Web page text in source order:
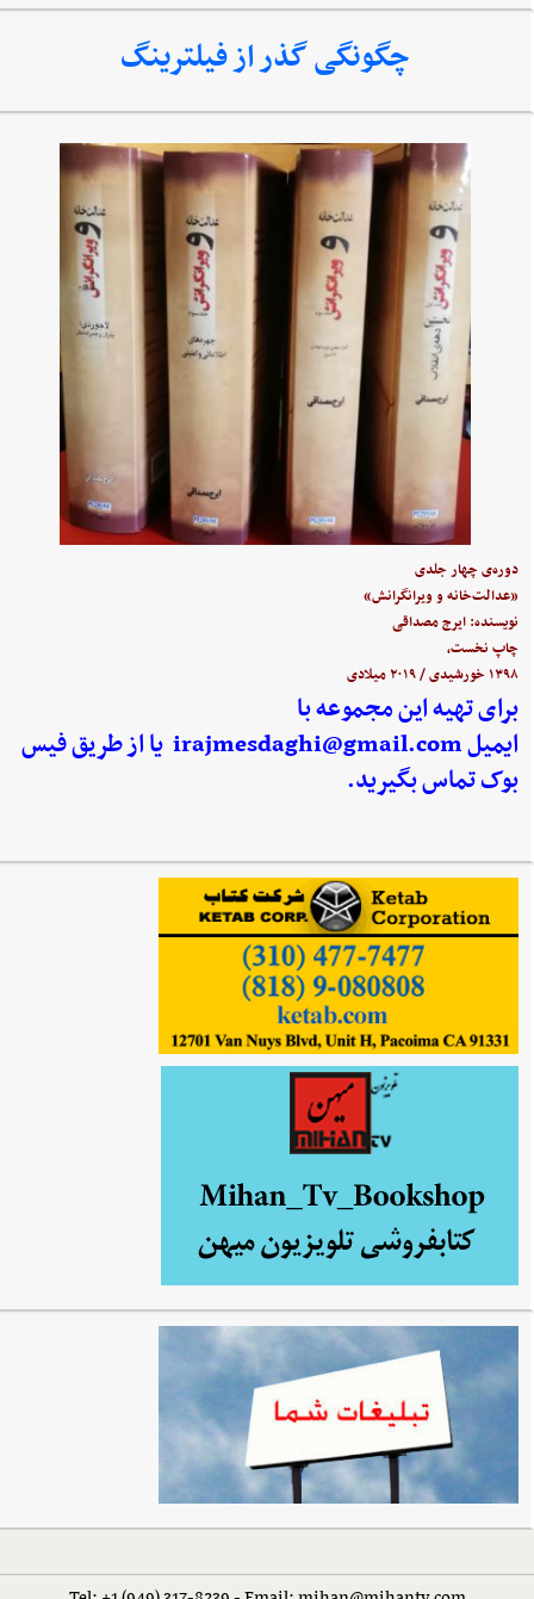
چگونگی گذر از فیلترینگ
دوره‌ی چهار جلدی
«عدالت‌خانه و ویرانگرانش»
نویسنده: ایرج مصداقی
چاپ نخست،
۱۳۹۸ خورشیدی / ۲۰۱۹ میلادی
برای تهیه این مجموعه با
ایمیلirajmesdaghi@gmail.com یا از طریق فیس
بوک تماس بگیرید.